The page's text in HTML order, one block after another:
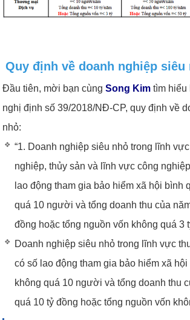
Quy định về doanh nghiệp siêu
Đầu tiên, mời bạn cùngSong Kim tìm hiểu
nghị định số 39/2018/NĐ-CP, quy định về
nhỏ:
“1. Doanh nghiệp siêu nhỏ trong lĩnh
nghiệp, thủy sản và lĩnh vực công
lao động tham gia bảo hiểm xã hội bình
quá 10 người và tổng doanh thu của
đồng hoặc tổng nguồn vốn không quá 3
Doanh nghiệp siêu nhỏ trong lĩnh vực
có số lao động tham gia bảo hiểm xã
không quá 10 người và tổng doanh thu
quá 10 tỷ đồng hoặc tổng nguồn vốn